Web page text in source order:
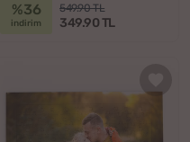
%36
indirim
549.90 TL
349.90 TL